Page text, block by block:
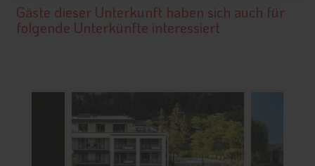
Gäste dieser Unterkunft haben sich auch für
folgende Unterkünfte interessiert